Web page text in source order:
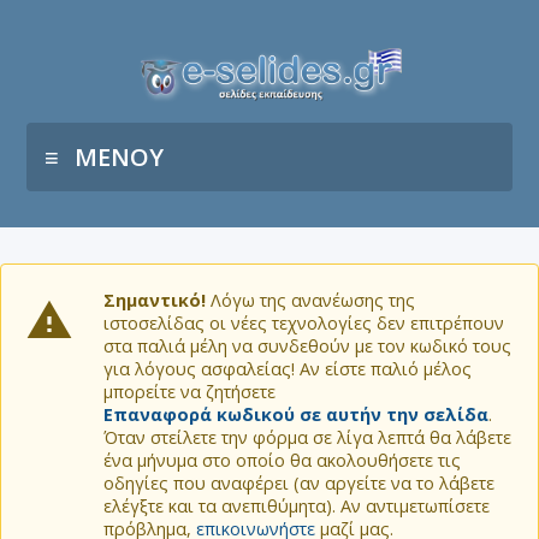
ΜΕΝΟΥ
Σημαντικό! Λόγω της ανανέωσης της
ιστοσελίδας οι νέες τεχνολογίες δεν επιτρέπουν
στα παλιά μέλη να συνδεθούν με τον κωδικό τους
για λόγους ασφαλείας! Αν είστε παλιό μέλος
μπορείτε να ζητήσετε
Επαναφορά κωδικού σε αυτήν την σελίδα.
Όταν στείλετε την φόρμα σε λίγα λεπτά θα λάβετε
ένα μήνυμα στο οποίο θα ακολουθήσετε τις
οδηγίες που αναφέρει (αν αργείτε να το λάβετε
ελέγξτε και τα ανεπιθύμητα). Αν αντιμετωπίσετε
πρόβλημα, επικοινωνήστε μαζί μας.